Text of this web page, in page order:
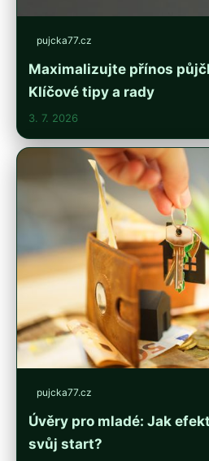
pujcka77.cz
Maximalizujte přínos
Klíčové tipy a rady
3. 7. 2026
pujcka77.cz
Úvěry pro mladé: Jak
svůj start?